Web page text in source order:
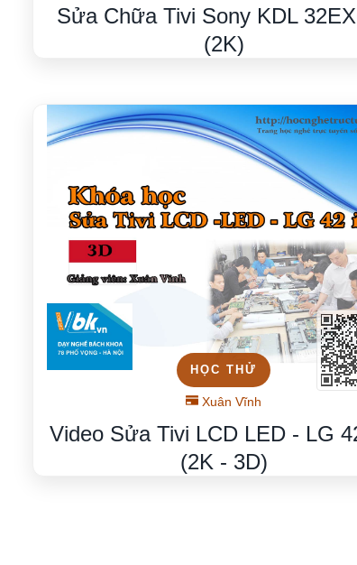
Sửa Chữa Tivi Sony KDL
(2K)
HỌC THỬ
Xuân Vĩnh
Video Sửa Tivi LCD LED - LG
(2K - 3D)